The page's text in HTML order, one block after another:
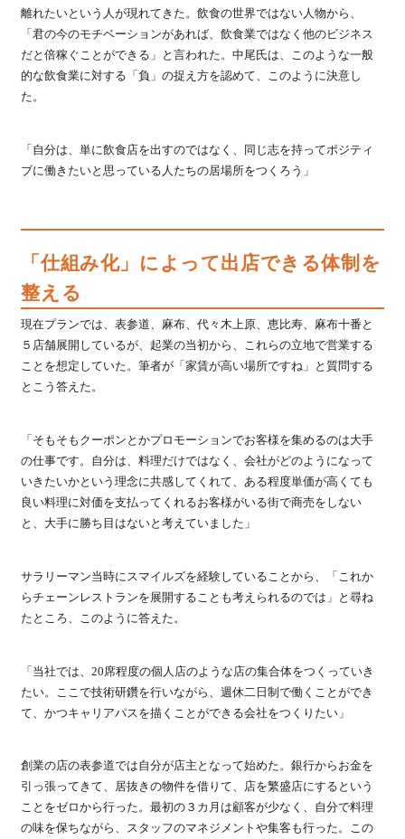
離れたいという人が現れてきた。飲食の世界ではない人物から、
「君の今のモチベーションがあれば、飲食業ではなく他のビジネス
だと倍稼ぐことができる」と言われた。中尾氏は、このような一般
的な飲食業に対する「負」の捉え方を認めて、このように決意し
た。
「自分は、単に飲食店を出すのではなく、同じ志を持ってポジティ
ブに働きたいと思っている人たちの居場所をつくろう」
「仕組み化」によって出店できる体制を
整える
現在プランでは、表参道、麻布、代々木上原、恵比寿、麻布十番と
５店舗展開しているが、起業の当初から、これらの立地で営業する
ことを想定していた。筆者が「家賃が高い場所ですね」と質問する
とこう答えた。
「そもそもクーポンとかプロモーションでお客様を集めるのは大手
の仕事です。自分は、料理だけではなく、会社がどのようになって
いきたいかという理念に共感してくれて、ある程度単価が高くても
良い料理に対価を支払ってくれるお客様がいる街で商売をしない
と、大手に勝ち目はないと考えていました」
サラリーマン当時にスマイルズを経験していることから、「これか
らチェーンレストランを展開することも考えられるのでは」と尋ね
たところ、このように答えた。
「当社では、20席程度の個人店のような店の集合体をつくっていき
たい。ここで技術研鑽を行いながら、週休二日制で働くことができ
て、かつキャリアパスを描くことができる会社をつくりたい」
創業の店の表参道では自分が店主となって始めた。銀行からお金を
引っ張ってきて、居抜きの物件を借りて、店を繁盛店にするという
ことをゼロから行った。最初の３カ月は顧客が少なく、自分で料理
の味を保ちながら、スタッフのマネジメントや集客も行った。この